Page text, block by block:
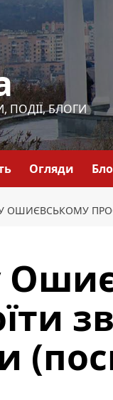
ПОДІЇ, БЛОГИ
Огляди
ОШИЄВСЬКОМУ